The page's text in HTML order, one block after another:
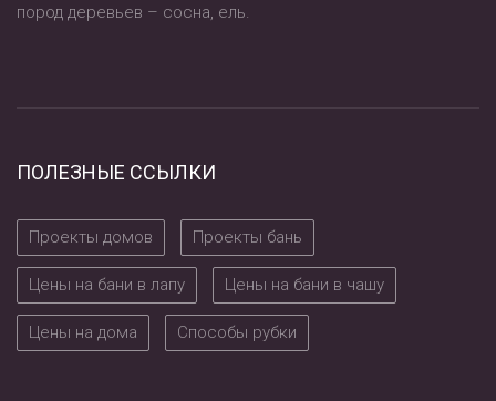
пород деревьев – сосна, ель.
ПОЛЕЗНЫЕ ССЫЛКИ
Проекты домов Проекты бань
Цены на бани в лапу Цены на бани в чашу
Цены на дома Способы рубки